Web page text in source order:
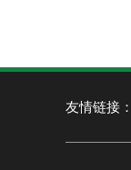
友情链接：